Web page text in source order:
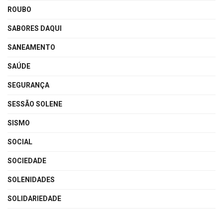
ROUBO
SABORES DAQUI
SANEAMENTO
SAÚDE
SEGURANÇA
SESSÃO SOLENE
SISMO
SOCIAL
SOCIEDADE
SOLENIDADES
SOLIDARIEDADE